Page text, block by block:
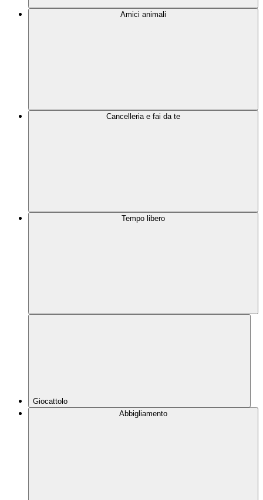
Amici animali
Cancelleria e fai da te
Tempo libero
Giocattolo
Abbigliamento